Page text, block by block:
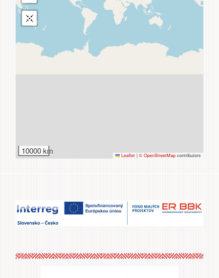
Služby
10000 km Leaflet | © OpenStreetMap contributors